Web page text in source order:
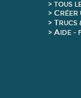
> TOUS
> C
> TRUCS
> A IDE -